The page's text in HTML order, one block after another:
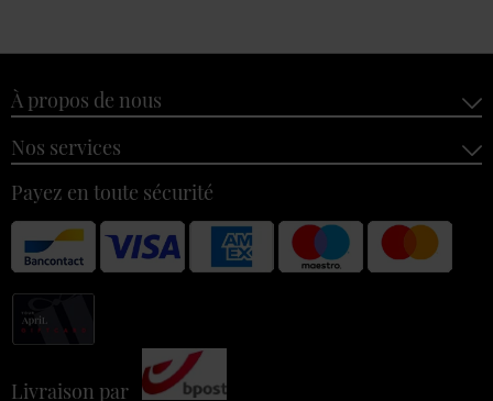
À propos de nous
Nos services
Payez en toute sécurité
Livraison par